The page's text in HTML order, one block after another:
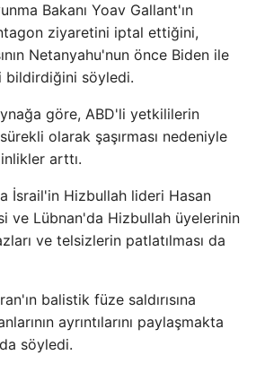
Bakanı Yoav Gallant'ın
ziyaretini iptal ettiğini,
Netanyahu'nun önce Biden ile
bildirdiğini söyledi.
göre, ABD'li yetkililerin
olarak şaşırması nedeniyle
arttı.
İsrail'in Hizbullah lideri Hasan
ve Lübnan'da Hizbullah üyelerinin
ve telsizlerin patlatılması da
balistik füze saldırısına
ayrıntılarını paylaşmakta
söyledi.